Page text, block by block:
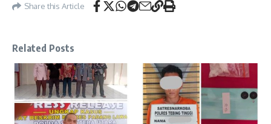
Share this Article
Related Posts